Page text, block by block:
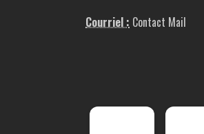
Courriel : Contact Mail